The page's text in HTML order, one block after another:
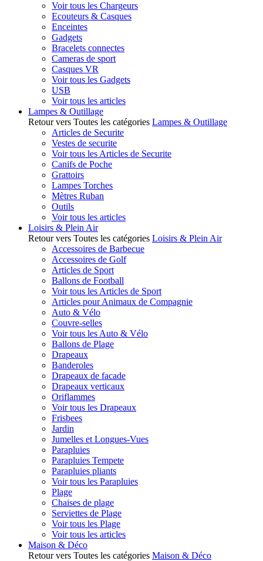
Voir tous les Chargeurs
Ecouteurs & Casques
Enceintes
Gadgets
Bracelets connectes
Cameras de sport
Casques VR
Voir tous les Gadgets
USB
Voir tous les articles
Lampes & Outillage
Retour vers Toutes les catégories Lampes & Outillage
Articles de Securite
Vestes de securite
Voir tous les Articles de Securite
Canifs de Poche
Grattoirs
Lampes Torches
Mètres Ruban
Outils
Voir tous les articles
Loisirs & Plein Air
Retour vers Toutes les catégories Loisirs & Plein Air
Accessoires de Barbecue
Accessoires de Golf
Articles de Sport
Ballons de Football
Voir tous les Articles de Sport
Articles pour Animaux de Compagnie
Auto & Vélo
Couvre-selles
Voir tous les Auto & Vélo
Ballons de Plage
Drapeaux
Banderoles
Drapeaux de facade
Drapeaux verticaux
Oriflammes
Voir tous les Drapeaux
Frisbees
Jardin
Jumelles et Longues-Vues
Parapluies
Parapluies Tempete
Parapluies pliants
Voir tous les Parapluies
Plage
Chaises de plage
Serviettes de Plage
Voir tous les Plage
Voir tous les articles
Maison & Déco
Retour vers Toutes les catégories Maison & Déco